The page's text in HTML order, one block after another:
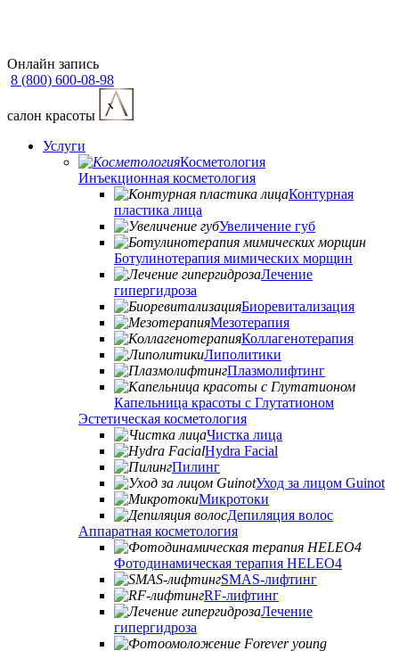
Онлайн запись
8 (800) 600-08-98
cалон красоты
Услуги
Косметология
Инъекционная косметология
Контурная
пластика лица
Увеличение губ
Ботулинотерапия мимических морщин
Лечение
гипергидроза
Биоревитализация
Мезотерапия
Коллагенотерапия
Липолитики
Плазмолифтинг
Капельница красоты с Глутатионом
Эстетическая косметология
Чистка лица
Hydra Facial
Пилинг
Уход за лицом Guinot
Микротоки
Депиляция волос
Аппаратная косметология
Фотодинамическая терапия HELEO4
SMAS-лифтинг
RF-лифтинг
Лечение
гипергидроза